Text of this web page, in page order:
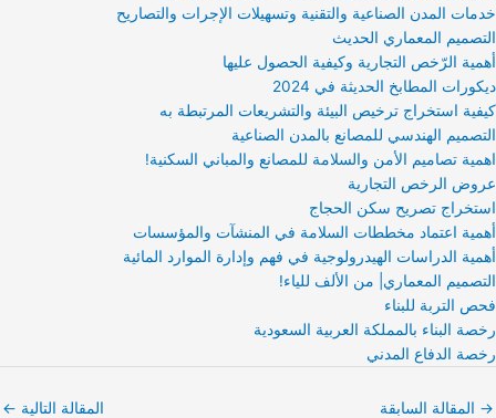
خدمات المدن الصناعية والتقنية وتسهيلات الإجرات والتصاريح
التصميم المعماري الحديث
أهمية الرّخص التجارية وكيفية الحصول عليها
ديكورات المطابخ الحديثة في 2024
كيفية استخراج ترخيص البيئة والتشريعات المرتبطة به
التصميم الهندسي للمصانع بالمدن الصناعية
اهمية تصاميم الأمن والسلامة للمصانع والمباني السكنية!
عروض الرخص التجارية
استخراج تصريح سكن الحجاج
أهمية اعتماد مخططات السلامة في المنشآت والمؤسسات
أهمية الدراسات الهيدرولوجية في فهم وإدارة الموارد المائية
التصميم المعماري| من الألف للياء!
فحص التربة للبناء
رخصة البناء بالمملكة العربية السعودية
رخصة الدفاع المدني
→ المقالة السابقة المقالة التالية ←